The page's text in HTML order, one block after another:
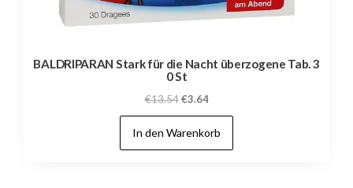
BALDRIPARAN Stark für die Nacht überzogene Tab. 3
0 St
€13.54 Ursprünglicher
Preis
war:
€3.64Aktueller
Preis
ist:
In den Warenkorb